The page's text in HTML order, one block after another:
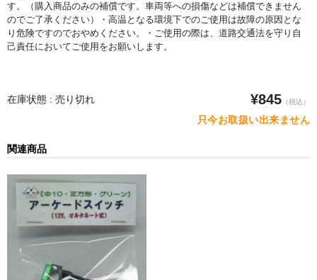
量り
水平器
生活雑貨
実験・電子工作
工芸・アート
す。（購入商品のみの補償です。車両等への損傷などは補償できません
のでご了承ください）・高温となる環境下でのご使用は故障の原因とな
り危険ですのでおやめください。・ご使用の際は、道路交通法を守り自
己責任においてご使用をお願いします。
在庫状態 : 売り切れ ¥845 （税込）
只今お取扱い出来ません
関連商品